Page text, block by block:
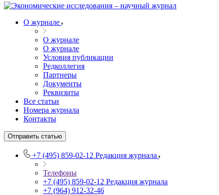
О журнале
О журнале
О журнале
Условия публикации
Редколлегия
Партнеры
Документы
Реквизиты
Все статьи
Номера журнала
Контакты
Отправить статью
+7 (495) 859-02-12 Редакция журнала
Телефоны
+7 (495) 859-02-12 Редакция журнала
+7 (964) 912-32-46